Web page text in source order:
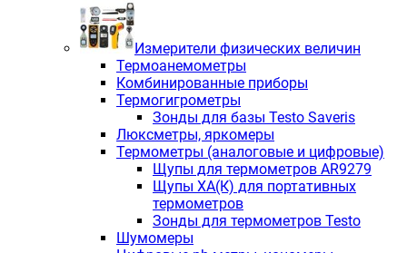
Измерители физических величин
Термоанемометры
Комбинированные приборы
Термогигрометры
Зонды для базы Testo Saveris
Люксметры, яркомеры
Термометры (аналоговые и цифровые)
Щупы для термометров AR9279
Щупы ХА(К) для портативных
термометров
Зонды для термометров Testo
Шумомеры